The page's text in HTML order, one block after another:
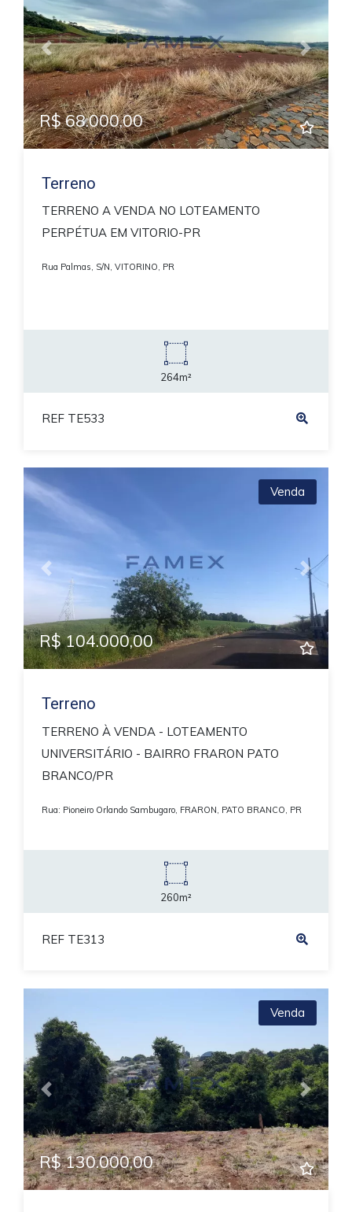
Previous Next
R$ 68.000,00
Terreno
TERRENO A VENDA NO LOTEAMENTO
PERPÉTUA EM VITORIO-PR
Rua Palmas, S/N, VITORINO, PR
264m²
REF TE533
Previous Next
Venda
R$ 104.000,00
Terreno
TERRENO À VENDA - LOTEAMENTO
UNIVERSITÁRIO - BAIRRO FRARON PATO
BRANCO/PR
Rua: Pioneiro Orlando Sambugaro, FRARON, PATO BRANCO, PR
260m²
REF TE313
Previous Next
Venda
R$ 130.000,00